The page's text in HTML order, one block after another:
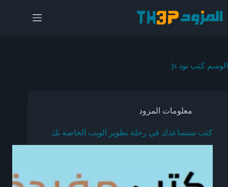
إلى
المحتوى
الوسم كتب نود js
معلومات المزود
كتب ستساعدك في رحلة تطوير الويب الخاصة بك